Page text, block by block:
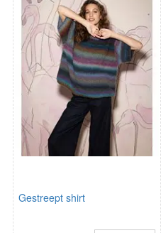
Gestreept shirt